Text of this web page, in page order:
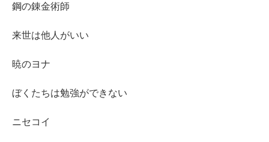
鋼の錬金術師
来世は他人がいい
暁のヨナ
ぼくたちは勉強ができない
ニセコイ